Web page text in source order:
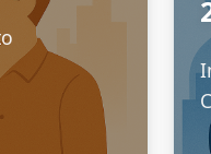
Y PUESTOS